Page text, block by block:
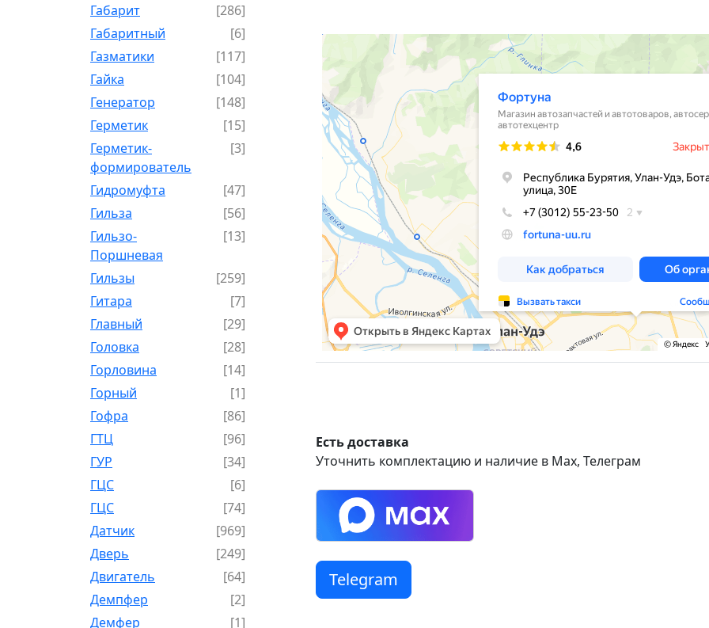
Габарит
[286]
Габаритный
[6]
Газматики
[117]
Гайка
[104]
Генератор
[148]
Герметик
[15]
Герметик-
формирователь
[3]
Гидромуфта
[47]
Гильза
[56]
Гильзо-
Поршневая
[13]
Гильзы
[259]
Гитара
[7]
Главный
[29]
Головка
[28]
Горловина
[14]
Горный
[1]
Гофра
[86]
ГТЦ
[96]
ГУР
[34]
ГЦC
[6]
ГЦС
[74]
Датчик
[969]
Дверь
[249]
Двигатель
[64]
Демпфер
[2]
Демфер
[1]
Есть доставка
Уточнить комплектацию и наличие в Max, Телеграм
Telegram